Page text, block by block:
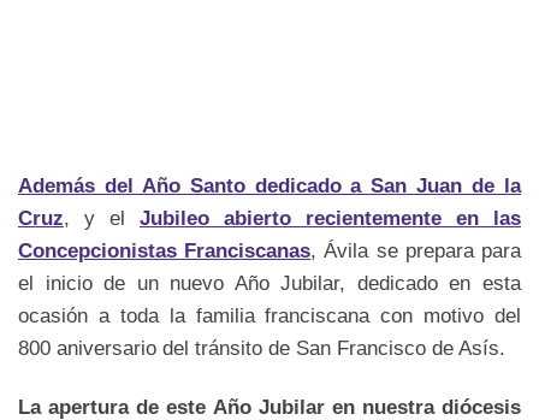
Además del Año Santo dedicado a San Juan de la
Cruz, y el Jubileo abierto recientemente en las
Concepcionistas Franciscanas, Ávila se prepara para
el inicio de un nuevo Año Jubilar, dedicado en esta
ocasión a toda la familia franciscana con motivo del
800 aniversario del tránsito de San Francisco de Asís.
La apertura de este Año Jubilar en nuestra diócesis